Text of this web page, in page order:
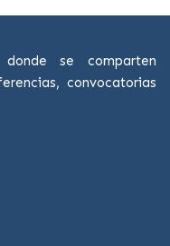
se comparten
convocatorias